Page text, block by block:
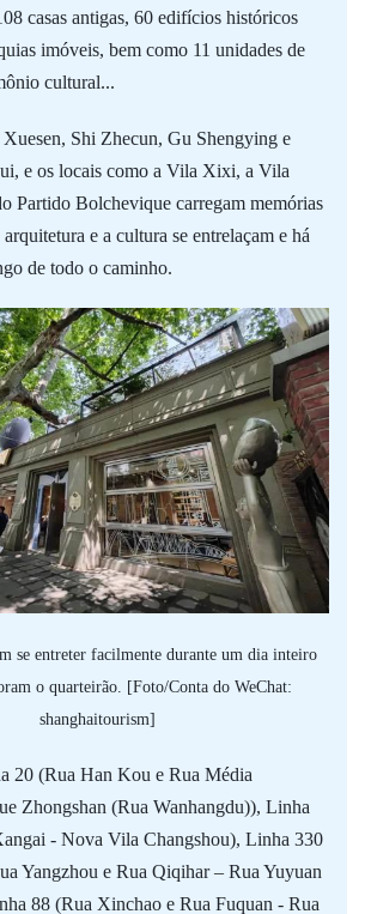
casas antigas, 60 edifícios históricos
imóveis, bem como 11 unidades de
cultural...
Shi Zhecun, Gu Shengying e
e os locais como a Vila Xixi, a Vila
Partido Bolchevique carregam memórias
e a cultura se entrelaçam e há
de todo o caminho.
se entreter facilmente durante um dia inteiro
o quarteirão. [Foto/Conta do WeChat:
shanghaitourism]
20 (Rua Han Kou e Rua Média
Zhongshan (Rua Wanhangdu)), Linha
- Nova Vila Changshou), Linha 330
Yangzhou e Rua Qiqihar – Rua Yuyuan
88 (Rua Xinchao e Rua Fuquan - Rua